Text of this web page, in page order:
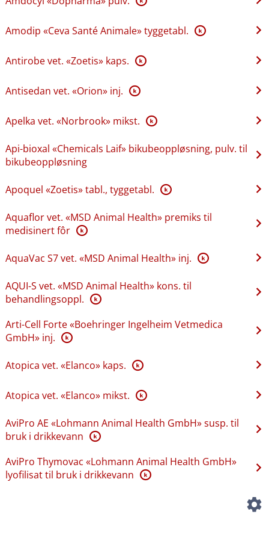
Amodip «Ceva Santé Animale» tyggetabl. K
Antirobe vet. «Zoetis» kaps. K
Antisedan vet. «Orion» inj. K
Apelka vet. «Norbrook» mikst. K
Api-bioxal «Chemicals Laif» bikubeoppløsning, pulv. til
bikubeoppløsning
Apoquel «Zoetis» tabl., tyggetabl. K
Aquaflor vet. «MSD Animal Health» premiks til
medisinert fôr K
AquaVac S7 vet. «MSD Animal Health» inj. K
AQUI-S vet. «MSD Animal Health» kons. til
behandlingsoppl. K
Arti-Cell Forte «Boehringer Ingelheim Vetmedica
GmbH» inj. K
Atopica vet. «Elanco» kaps. K
Atopica vet. «Elanco» mikst. K
AviPro AE «Lohmann Animal Health GmbH» susp. til
bruk i drikkevann K
AviPro Thymovac «Lohmann Animal Health GmbH»
lyofilisat til bruk i drikkevann K